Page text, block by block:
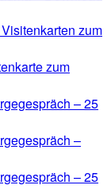
zum
zum
– 25
–
– 25